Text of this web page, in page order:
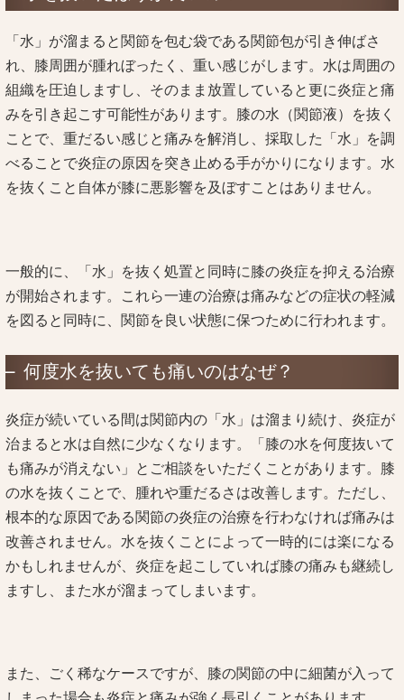
「水」が溜まると関節を包む袋である関節包が引き伸ばさ
れ、膝周囲が腫れぼったく、重い感じがします。水は周囲の
組織を圧迫しますし、そのまま放置していると更に炎症と痛
みを引き起こす可能性があります。膝の水（関節液）を抜く
ことで、重だるい感じと痛みを解消し、採取した「水」を調
べることで炎症の原因を突き止める手がかりになります。水
を抜くこと自体が膝に悪影響を及ぼすことはありません。
一般的に、「水」を抜く処置と同時に膝の炎症を抑える治療
が開始されます。これら一連の治療は痛みなどの症状の軽減
を図ると同時に、関節を良い状態に保つために行われます。
何度水を抜いても痛いのはなぜ？
炎症が続いている間は関節内の「水」は溜まり続け、炎症が
治まると水は自然に少なくなります。「膝の水を何度抜いて
も痛みが消えない」とご相談をいただくことがあります。膝
の水を抜くことで、腫れや重だるさは改善します。ただし、
根本的な原因である関節の炎症の治療を行わなければ痛みは
改善されません。水を抜くことによって一時的には楽になる
かもしれませんが、炎症を起こしていれば膝の痛みも継続し
ますし、また水が溜まってしまいます。
また、ごく稀なケースですが、膝の関節の中に細菌が入って